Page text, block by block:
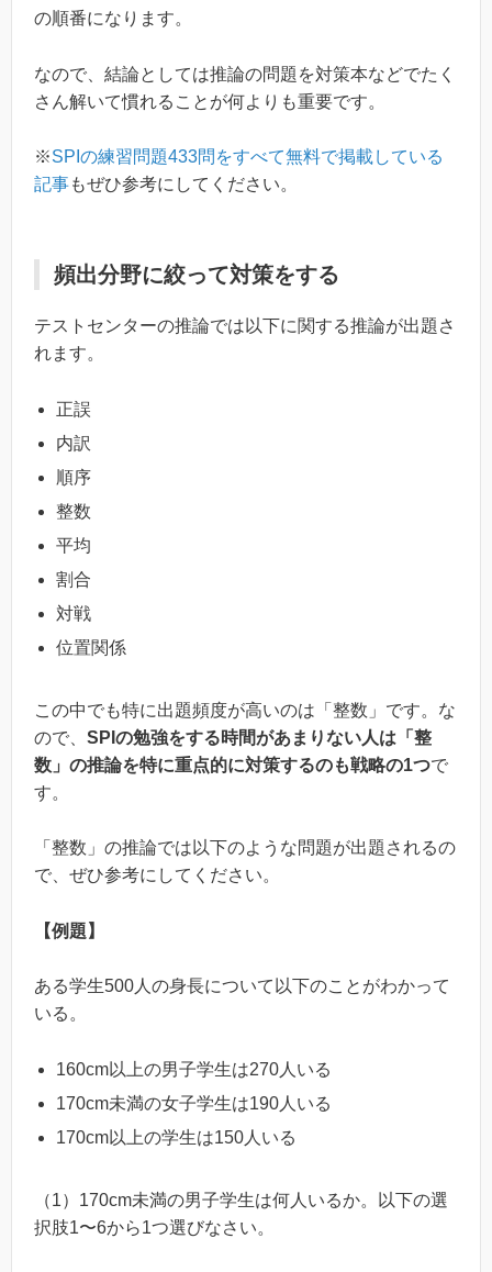
の順番になります。
なので、結論としては推論の問題を対策本などでたく
さん解いて慣れることが何よりも重要です。
※SPIの練習問題433問をすべて無料で掲載している
記事もぜひ参考にしてください。
頻出分野に絞って対策をする
テストセンターの推論では以下に関する推論が出題さ
れます。
正誤
内訳
順序
整数
平均
割合
対戦
位置関係
この中でも特に出題頻度が高いのは「整数」です。な
ので、 SPIの勉強をする時間があまりない人は「整
数」の推論を特に重点的に対策するのも戦略の1つで
す。
「整数」の推論では以下のような問題が出題されるの
で、ぜひ参考にしてください。
【例題】
ある学生500人の身長について以下のことがわかって
いる。
160cm以上の男子学生は270人いる
170cm未満の女子学生は190人いる
170cm以上の学生は150人いる
（1）170cm未満の男子学生は何人いるか。以下の選
択肢1〜6から1つ選びなさい。